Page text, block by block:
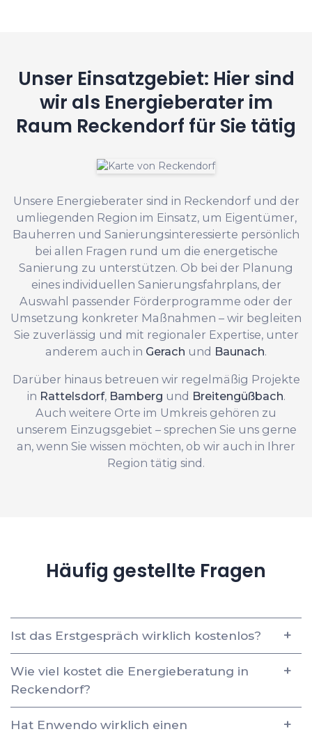
Unser Einsatzgebiet: Hier sind
wir als Energieberater im
Raum Reckendorf für Sie tätig
Unsere Energieberater sind in Reckendorf und der
umliegenden Region im Einsatz, um Eigentümer,
Bauherren und Sanierungsinteressierte persönlich
bei allen Fragen rund um die energetische
Sanierung zu unterstützen. Ob bei der Planung
eines individuellen Sanierungsfahrplans, der
Auswahl passender Förderprogramme oder der
Umsetzung konkreter Maßnahmen – wir begleiten
Sie zuverlässig und mit regionaler Expertise, unter
anderem auch in Gerach und Baunach.
Darüber hinaus betreuen wir regelmäßig Projekte
in Rattelsdorf, Bamberg und Breitengüßbach.
Auch weitere Orte im Umkreis gehören zu
unserem Einzugsgebiet – sprechen Sie uns gerne
an, wenn Sie wissen möchten, ob wir auch in Ihrer
Region tätig sind.
Häufig gestellte Fragen
Ist das Erstgespräch wirklich kostenlos?
Wie viel kostet die Energieberatung in
Reckendorf?
Hat Enwendo wirklich einen